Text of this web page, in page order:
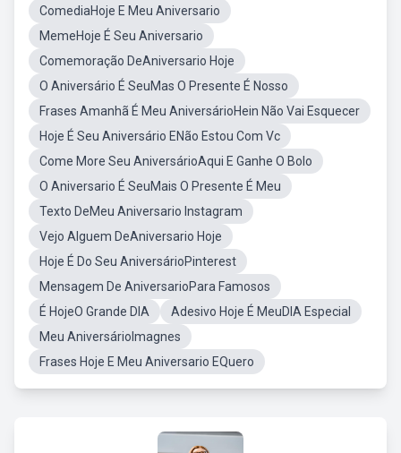
ComediaHoje E Meu Aniversario
MemeHoje É Seu Aniversario
Comemoração DeAniversario Hoje
O Aniversário É SeuMas O Presente É Nosso
Frases Amanhã É Meu AniversárioHein Não Vai Esquecer
Hoje É Seu Aniversário ENão Estou Com Vc
Come More Seu AniversárioAqui E Ganhe O Bolo
O Aniversario É SeuMais O Presente É Meu
Texto DeMeu Aniversario Instagram
Vejo Alguem DeAniversario Hoje
Hoje É Do Seu AniversárioPinterest
Mensagem De AniversarioPara Famosos
É HojeO Grande DIA
Adesivo Hoje É MeuDIA Especial
Meu AniversárioImagnes
Frases Hoje E Meu Aniversario EQuero